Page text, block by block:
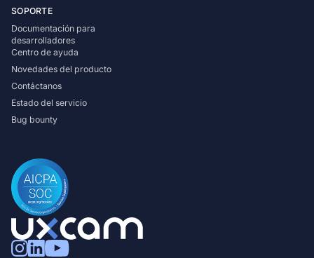
SOPORTE
Documentación para
desarrolladores
Centro de ayuda
Novedades del producto
Contáctanos
Estado del servicio
Bug bounty